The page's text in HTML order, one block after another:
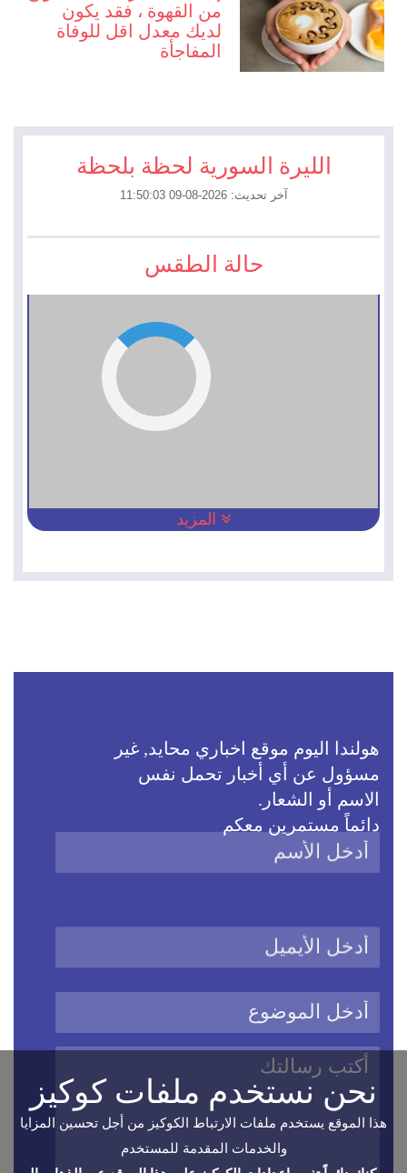
من القهوة ، فقد يكون
لديك معدل اقل للوفاة
المفاجأة
الليرة السورية لحظة بلحظة
آخر تحديث: 2026-08-09 11:50:03
حالة الطقس
المزيد
هولندا اليوم موقع اخباري محايد, غير
مسؤول عن أي أخبار تحمل نفس
الاسم أو الشعار.
دائماً مستمرين معكم
نحن نستخدم ملفات كوكيز
هذا الموقع يستخدم ملفات الارتباط الكوكيز من أجل تحسين المزايا
والخدمات المقدمة للمستخدم